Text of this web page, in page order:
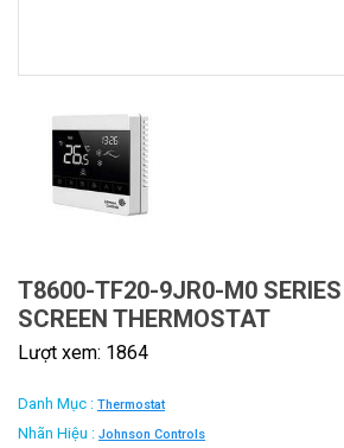
T8600-TF20-9JR0-M0
SCREEN THERMOSTAT
Lượt xem: 1864
Danh Mục : Thermostat
Nhãn Hiệu : Johnson Controls